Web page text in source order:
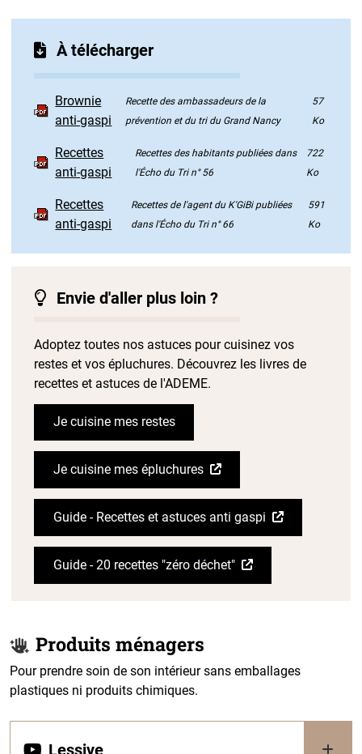
À télécharger
Brownie
anti-gaspi
Recette des ambassadeurs de la
prévention et du tri du Grand Nancy
57
Ko
Recettes
anti-gaspi
Recettes des habitants publiées dans
l'Écho du Tri n° 56
722
Ko
Recettes
anti-gaspi
Recettes de l'agent du K'GiBi publiées
dans l'Écho du Tri n° 66
591
Ko
Envie d'aller plus loin ?
Adoptez toutes nos astuces pour cuisinez vos
restes et vos épluchures. Découvrez les livres de
recettes et astuces de l'ADEME.
Je cuisine mes restes
Je cuisine mes épluchures
Guide - Recettes et astuces anti gaspi
Guide - 20 recettes "zéro déchet"
Produits ménagers
Pour prendre soin de son intérieur sans emballages
plastiques ni produits chimiques.
Lessive